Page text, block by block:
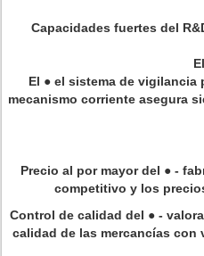
Capacidades fuertes del
El ● el sistema de
mecanismo corriente asegura
Precio al por mayor del ●-
competitivo y los
Control de calidad del ●-
calidad de las mercancías